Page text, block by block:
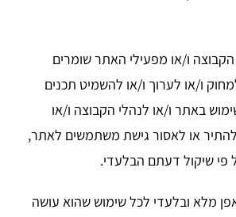
ו/או מפעילי האתר שומרים
ו/או לערוך ו/או להשמיט תכנים
באתר ו/או לנהלי הקבוצה ו/או
להתיר או לאסור גישת משתמשים לאתר,
פי שיקול דעתם הבלעדי.
מלא ובלעדי לכל שימוש שהוא עושה